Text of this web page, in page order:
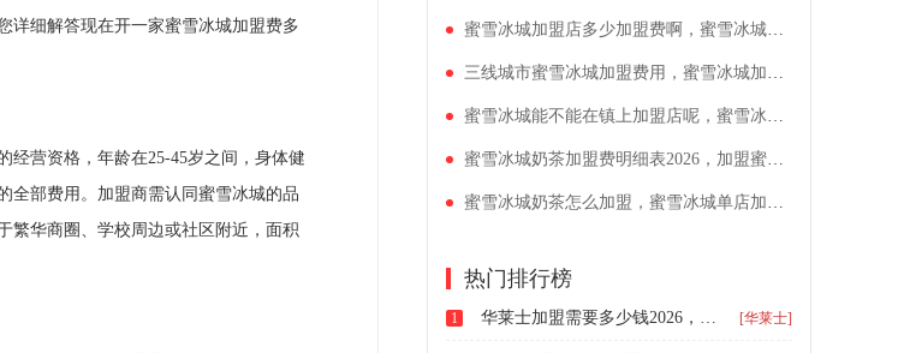
详细解答现在开一家蜜雪冰城加盟费多
营资格，年龄在25-45岁之间，身体健
全部费用。加盟商需认同蜜雪冰城的品
繁华商圈、学校周边或社区附近，面积
蜜雪冰城加盟店多少加盟费啊，蜜雪冰城加盟店要注意什么
三线城市蜜雪冰城加盟费用，蜜雪冰城加盟总体投入成本
蜜雪冰城能不能在镇上加盟店呢，蜜雪冰城单店投资预计多少
蜜雪冰城奶茶加盟费明细表2026，加盟蜜雪冰城茶饮店需要投资多少
蜜雪冰城奶茶怎么加盟，蜜雪冰城单店加盟流程
热门排行榜
1 华莱士加盟需要多少钱2026，加盟华莱士的条件怎么样 [华莱士]